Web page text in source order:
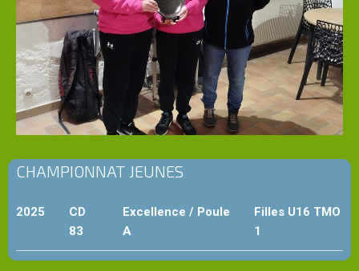
Administration
Historique
du
club
Partenaires
TMO
Contact
CHAMPIONNAT JEUNES
2025
CD
83
Excellence / Poule
A
Filles U16 TMO
1